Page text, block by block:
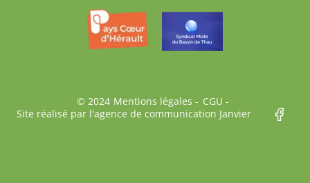
Bas © 2024 Mentions légales
CGU
Site réalisé par l'agence de communication Janvier